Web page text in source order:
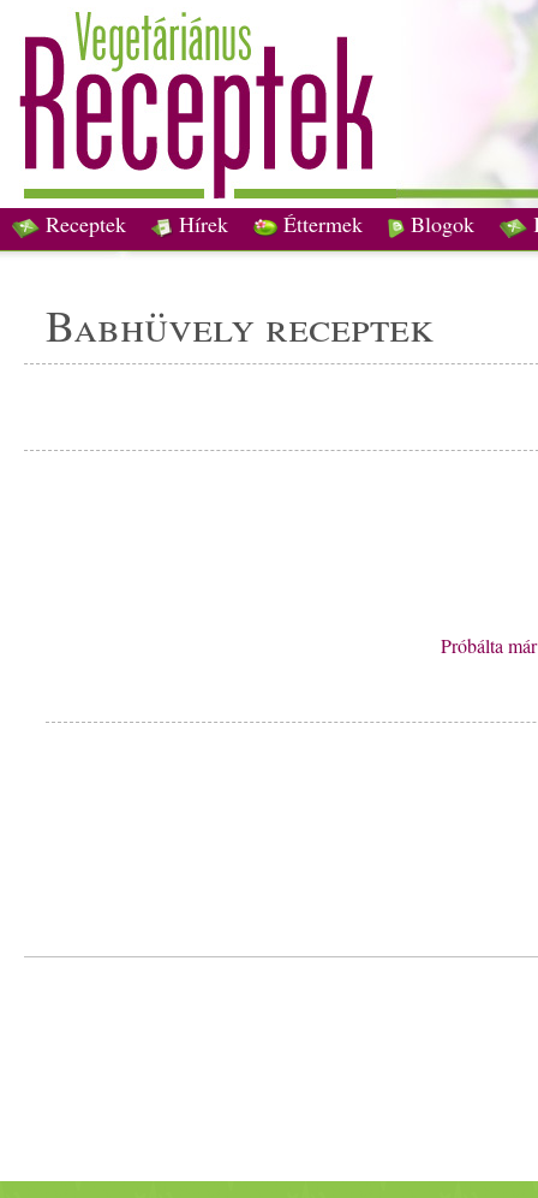
Receptek Hírek Éttermek Blogok
babhüvely receptek
Próbálta